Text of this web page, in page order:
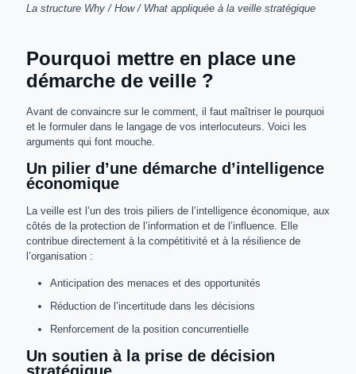
La structure Why / How / What appliquée à la veille stratégique
Pourquoi mettre en place une
démarche de veille ?
Avant de convaincre sur le comment, il faut maîtriser le pourquoi
et le formuler dans le langage de vos interlocuteurs. Voici les
arguments qui font mouche.
Un pilier d’une démarche d’intelligence
économique
La veille est l’un des trois piliers de l’intelligence économique, aux
côtés de la protection de l’information et de l’influence. Elle
contribue directement à la compétitivité et à la résilience de
l’organisation :
Anticipation des menaces et des opportunités
Réduction de l’incertitude dans les décisions
Renforcement de la position concurrentielle
Un soutien à la prise de décision